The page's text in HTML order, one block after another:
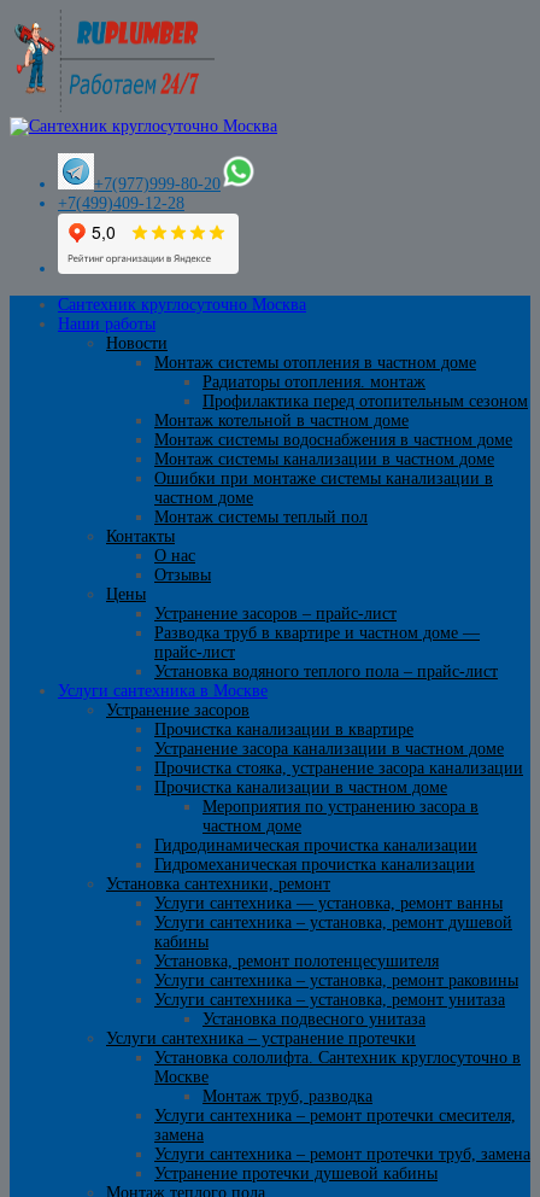
+7(977)999-80-20
+7(499)409-12-28
Сантехник круглосуточно Москва
Наши работы
Новости
Монтаж системы отопления в частном доме
Радиаторы отопления. монтаж
Профилактика перед отопительным сезоном
Монтаж котельной в частном доме
Монтаж системы водоснабжения в частном доме
Монтаж системы канализации в частном доме
Ошибки при монтаже системы канализации в
частном доме
Монтаж системы теплый пол
Контакты
О нас
Отзывы
Цены
Устранение засоров – прайс-лист
Разводка труб в квартире и частном доме —
прайс-лист
Установка водяного теплого пола – прайс-лист
Услуги сантехника в Москве
Устранение засоров
Прочистка канализации в квартире
Устранение засора канализации в частном доме
Прочистка стояка, устранение засора канализации
Прочистка канализации в частном доме
Мероприятия по устранению засора в
частном доме
Гидродинамическая прочистка канализации
Гидромеханическая прочистка канализации
Установка сантехники, ремонт
Услуги сантехника — установка, ремонт ванны
Услуги сантехника – установка, ремонт душевой
кабины
Установка, ремонт полотенцесушителя
Услуги сантехника – установка, ремонт раковины
Услуги сантехника – установка, ремонт унитаза
Установка подвесного унитаза
Услуги сантехника – устранение протечки
Установка сололифта. Сантехник круглосуточно в
Москве
Монтаж труб, разводка
Услуги сантехника – ремонт протечки смесителя,
замена
Услуги сантехника – ремонт протечки труб, замена
Устранение протечки душевой кабины
Монтаж теплого пола